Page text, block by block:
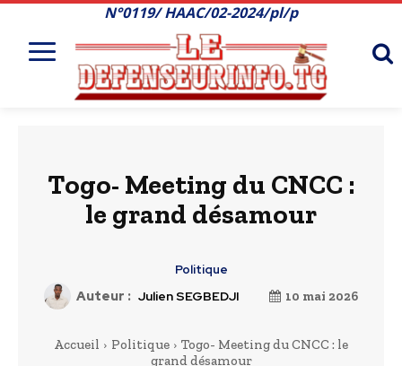
N°0119/ HAAC/02-2024/pl/p
Togo- Meeting du CNCC :
le grand désamour
Politique
Auteur : Julien SEGBEDJI 10 mai 2026
Accueil Politique
Togo- Meeting du CNCC : le
grand désamour